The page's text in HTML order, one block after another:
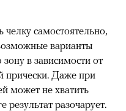
самостоятельно,
варианты
в зависимости от
прически. Даже при
может не хватить
результат разочарует.